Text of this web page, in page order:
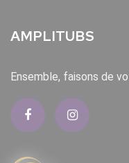
AMPLITUBS
Ensemble, faisons de